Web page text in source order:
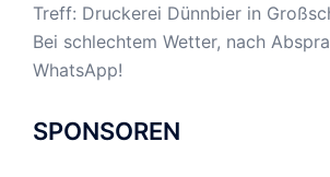
Treff: Druckerei Dünnbier in
Bei schlechtem Wetter, nach
WhatsApp!
SPONSOREN